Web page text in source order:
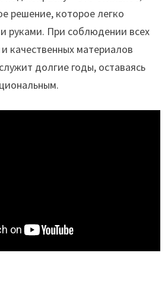
решение, которое легко
руками. При соблюдении всех
качественных материалов
долгие годы, оставаясь